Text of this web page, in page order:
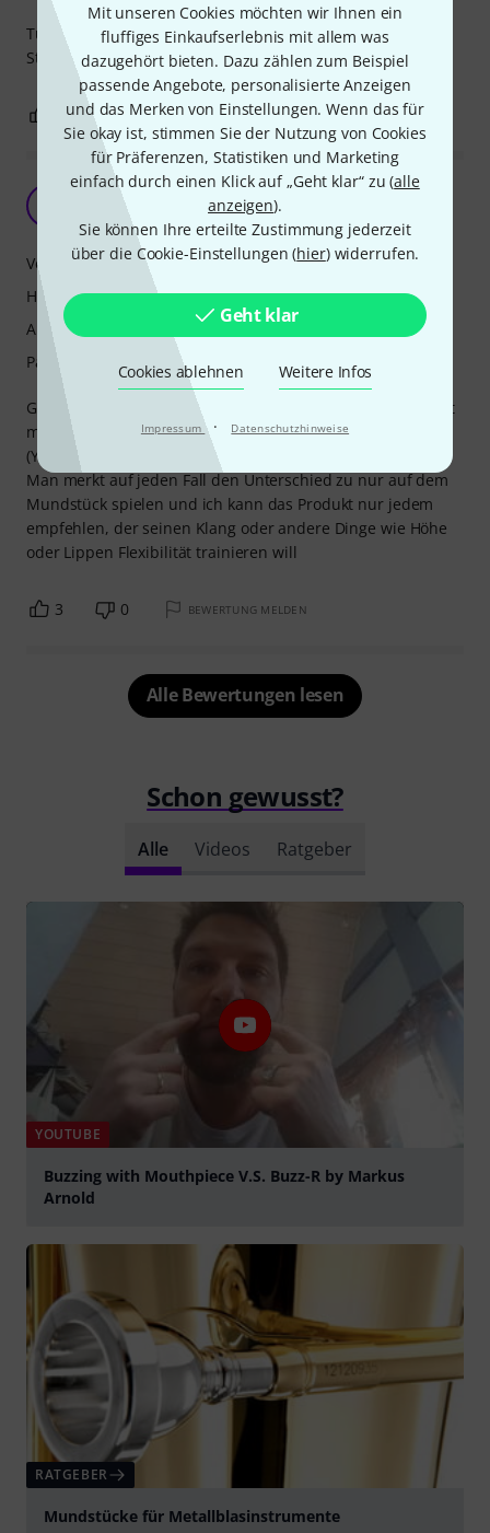
Mit unseren Cookies möchten wir Ihnen ein
fluffiges Einkaufserlebnis mit allem was
dazugehört bieten. Dazu zählen zum Beispiel
passende Angebote, personalisierte Anzeigen
und das Merken von Einstellungen. Wenn das für
Sie okay ist, stimmen Sie der Nutzung von Cookies
für Präferenzen, Statistiken und Marketing
einfach durch einen Klick auf „Geht klar“ zu (alle
anzeigen).
Sie können Ihre erteilte Zustimmung jederzeit
über die Cookie-Einstellungen (hier) widerrufen.
Geht klar
Cookies ablehnen Weitere Infos
Impressum · Datenschutzhinweise
Tut, was es soll, aber für ein maschinell gedrechselten
Stückchen Holz mit Korken sehr teuer.
0 BEWERTUNG MELDEN
Top
Der_Luk 12.04.2023
Gutes Übeprodukt. Es ist sehr handlich und somit auch gut
mitnehmbar. Mundstück passt leider bei mir nicht perfekt
(Yamaha 11b4), aber trotzdem lässt sich gut drauf üben.
Man merkt auf jeden Fall den Unterschied zu nur auf dem
Mundstück spielen und ich kann das Produkt nur jedem
empfehlen, der seinen Klang oder andere Dinge wie Höhe
oder Lippen Flexibilität trainieren will
Verarbeitung
Handling
Ansprache
Passgenauigkeit
3 0 BEWERTUNG MELDEN
Alle Bewertungen lesen
Schon gewusst?
Alle Videos Ratgeber
YOUTUBE
Buzzing with Mouthpiece V.S. Buzz-R by Markus
Arnold
RATGEBER
Mundstücke für Metallblasinstrumente